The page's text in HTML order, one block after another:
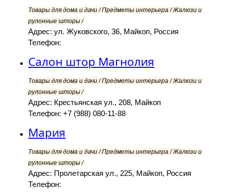
Товары для дома и дачи / Предметы интерьера / Жалюзи и
рулонные шторы /
Адрес: ул. Жуковского, 36, Майкоп, Россия
Телефон:
Салон штор Магнолия
Товары для дома и дачи / Предметы интерьера / Жалюзи и
рулонные шторы /
Адрес: Крестьянская ул., 208, Майкоп
Телефон: +7 (988) 080-11-88
Мария
Товары для дома и дачи / Предметы интерьера / Жалюзи и
рулонные шторы /
Адрес: Пролетарская ул., 225, Майкоп, Россия
Телефон: